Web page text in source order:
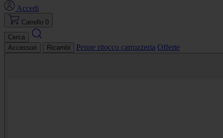
Accedi
Carrello 0
Cerca
Accessori
Ricambi Penne ritocco carrozzeria Offerte